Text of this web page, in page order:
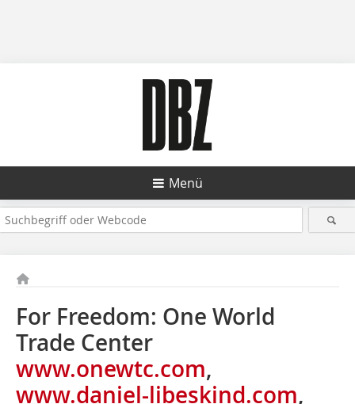
Menü
For Freedom: One World
Trade Center
www.onewtc.com,
www.daniel-libeskind.com,